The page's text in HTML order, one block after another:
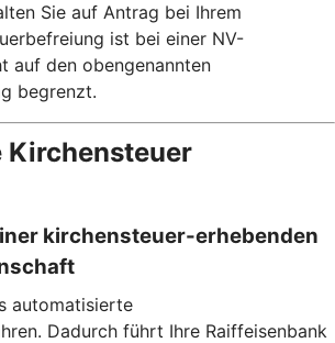
Sie auf Antrag bei Ihrem
ist bei einer NV-
auf den obengenannten
begrenzt.
Kirchensteuer
kirchensteuer-erhebenden
automatisierte
Dadurch führt Ihre Raiffeisenbank